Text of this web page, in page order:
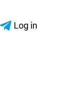
Log in